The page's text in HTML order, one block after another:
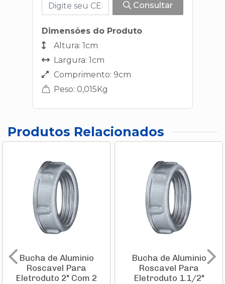
Consultar
Dimensões do Produto
Altura: 1cm
Largura: 1cm
Comprimento: 9cm
Peso: 0,015Kg
Produtos Relacionados
Bucha de Aluminio
Roscavel Para
Eletroduto 2" Com 2
Bucha de Aluminio
Roscavel Para
Eletroduto 1.1/2"